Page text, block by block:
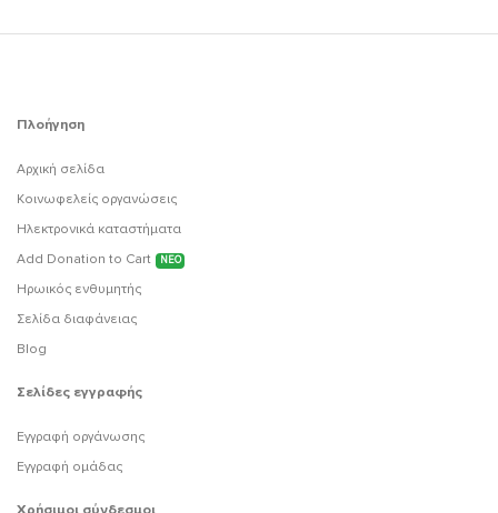
Πλοήγηση
Αρχική σελίδα
Κοινωφελείς οργανώσεις
Ηλεκτρονικά καταστήματα
Add Donation to Cart
ΝΕΟ
Ηρωικός ενθυμητής
Σελίδα διαφάνειας
Blog
Σελίδες εγγραφής
Εγγραφή οργάνωσης
Εγγραφή ομάδας